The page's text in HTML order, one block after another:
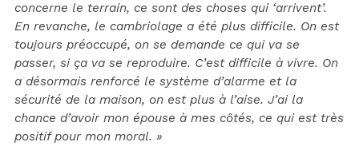
concerne le terrain, ce sont des choses qui ‘arrivent’.
En revanche, le cambriolage a été plus difficile. On est
toujours préoccupé, on se demande ce qui va se
passer, si ça va se reproduire. C’est difficile à vivre. On
a désormais renforcé le système d’alarme et la
sécurité de la maison, on est plus à l’aise. J’ai la
chance d’avoir mon épouse à mes côtés, ce qui est très
positif pour mon moral. »